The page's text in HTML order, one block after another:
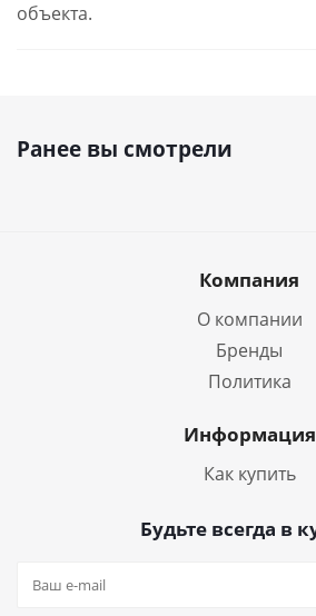
объекта.
Ранее вы смотрели
Компания
О компании
Бренды
Политика
Информация
Как купить
Будьте всегда в